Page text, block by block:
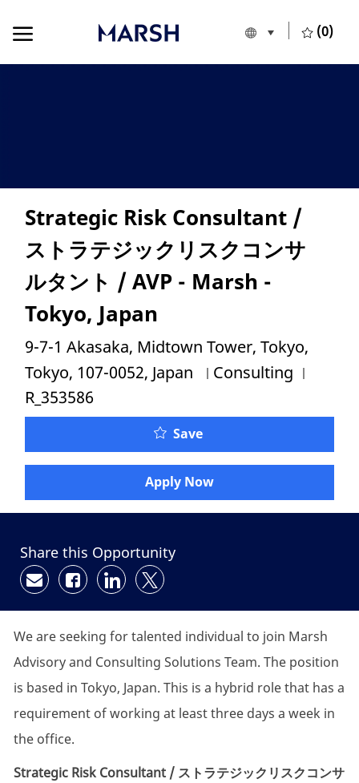
Language
European Union
(0)
Strategic Risk Consultant /
ストラテジックリスクコンサ
ルタント / AVP - Marsh -
Tokyo, Japan
Location
9-7-1 Akasaka, Midtown Tower, Tokyo,
Tokyo, 107-0052, Japan
Category
Consulting
R_353586
Save
Apply Now
Share this Opportunity
Share via email
Share via Facebook
Share via LinkedIn
Share via twitter
We are seeking for talented individual to join Marsh
Advisory and Consulting Solutions Team. The position
is based in Tokyo, Japan. This is a hybrid role that has a
requirement of working at least three days a week in
the office.
Strategic Risk Consultant / ストラテジックリスクコンサ